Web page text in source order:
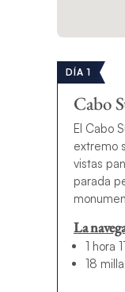
DÍA 1
Cabo
El Cabo
extremo
vistas
parada
La
1 hora
18